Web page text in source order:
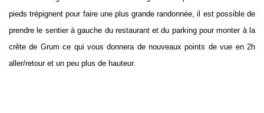
pieds trépignent pour faire une plus grande randonnée, il est possible de
prendre le sentier à gauche du restaurant et du parking pour monter à la
crête de Grum ce qui vous donnera de nouveaux points de vue en 2h
aller/retour et un peu plus de hauteur.